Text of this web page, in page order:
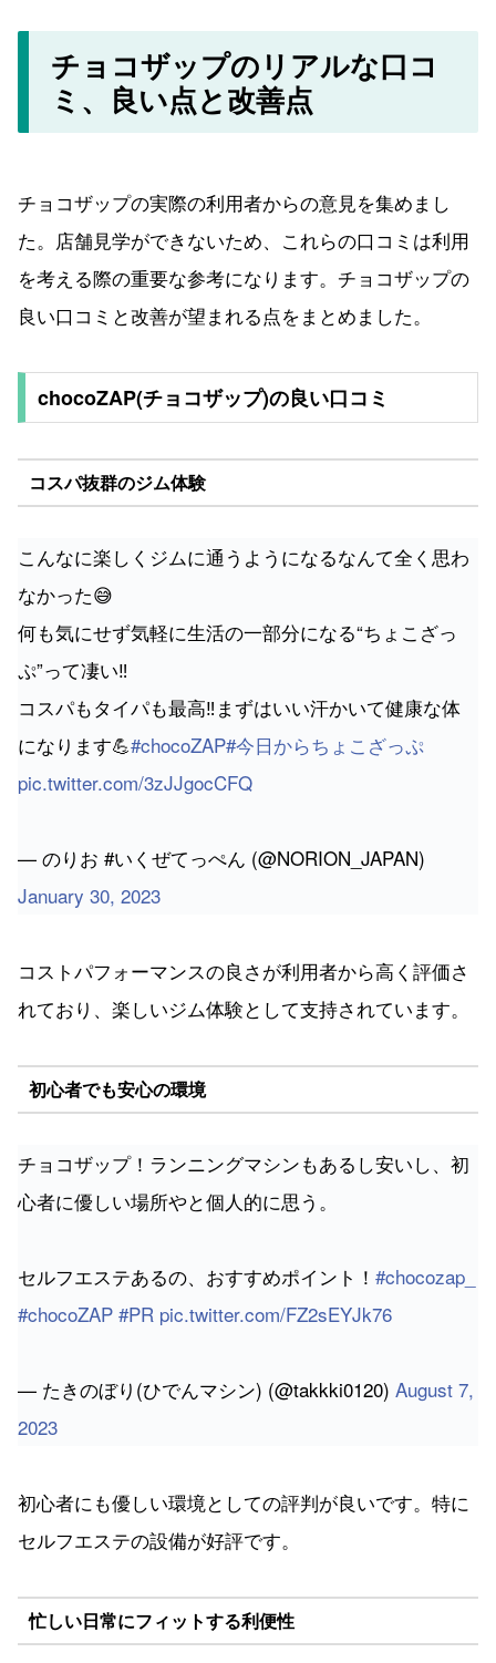
チョコザップのリアルな口コ
ミ、良い点と改善点
チョコザップの実際の利用者からの意見を集めまし
た。店舗見学ができないため、これらの口コミは利用
を考える際の重要な参考になります。チョコザップの
良い口コミと改善が望まれる点をまとめました。
chocoZAP(チョコザップ)の良い口コミ
コスパ抜群のジム体験
こんなに楽しくジムに通うようになるなんて全く思わ
なかった😅
何も気にせず気軽に生活の一部分になる“ちょこざっ
ぷ”って凄い‼️
コスパもタイパも最高‼️まずはいい汗かいて健康な体
になります💪#chocoZAP#今日からちょこざっぷ
pic.twitter.com/3zJJgocCFQ
— のりお #いくぜてっぺん (@NORION_JAPAN)
January 30, 2023
コストパフォーマンスの良さが利用者から高く評価さ
れており、楽しいジム体験として支持されています。
初心者でも安心の環境
チョコザップ！ランニングマシンもあるし安いし、初
心者に優しい場所やと個人的に思う。
セルフエステあるの、おすすめポイント！ #chocozap_
#chocoZAP #PR pic.twitter.com/FZ2sEYJk76
— たきのぼり(ひでんマシン) (@takkki0120) August 7,
2023
初心者にも優しい環境としての評判が良いです。特に
セルフエステの設備が好評です。
忙しい日常にフィットする利便性